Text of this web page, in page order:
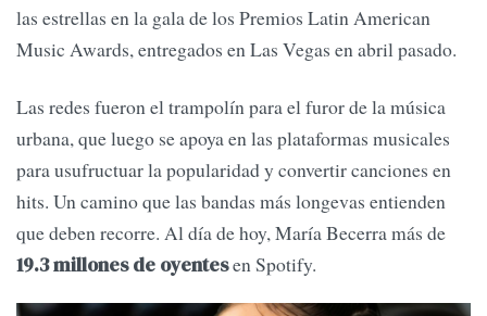
las estrellas en la gala de los Premios Latin American
Music Awards, entregados en Las Vegas en abril pasado.
Las redes fueron el trampolín para el furor de la música
urbana, que luego se apoya en las plataformas musicales
para usufructuar la popularidad y convertir canciones en
hits. Un camino que las bandas más longevas entienden
que deben recorre. Al día de hoy, María Becerra más de
19.3 millones de oyentesen Spotify.